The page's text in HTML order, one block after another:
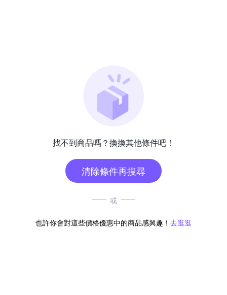
找不到商品嗎？換換其他條件吧！
清除條件再搜尋
或
也許你會對這些價格優惠中的商品感興趣！ 去逛逛